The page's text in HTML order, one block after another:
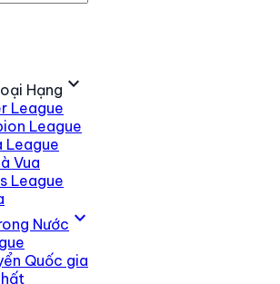
Hạng expand_more
League
League
League
Vua
League
Nước expand_more
Quốc gia